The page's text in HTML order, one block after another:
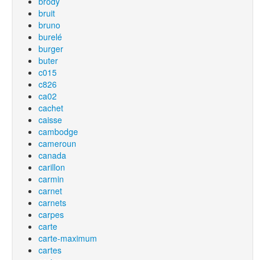
bruit
bruno
burelé
burger
buter
c015
c826
ca02
cachet
caisse
cambodge
cameroun
canada
carillon
carmin
carnet
carnets
carpes
carte
carte-maximum
cartes